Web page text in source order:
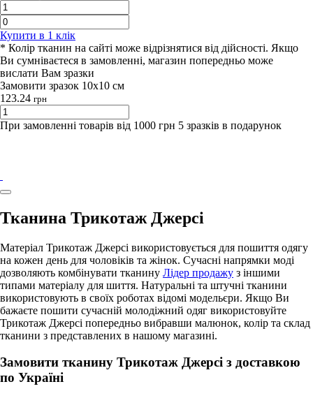
Купити в 1 клiк
* Колір тканин на сайті може відрізнятися від дійсності. Якщо
Ви сумніваєтеся в замовленні, магазин попередньо може
вислати Вам зразки
Замовити зразок 10х10 см
123.24 грн
При замовленні товарів від 1000 грн 5 зразків в подарунок
Тканина Трикотаж Джерсі
Матеріал Трикотаж Джерсі використовується для пошиття одягу
на кожен день для чоловіків та жінок. Сучасні напрямки моді
дозволяють комбінувати тканину Лідер продажу з іншими
типами матеріалу для шиття. Натуральні та штучні тканини
використовують в своїх роботах відомі модельєри. Якщо Ви
бажаєте пошити сучасній молодіжний одяг використовуйте
Трикотаж Джерсі попередньо вибравши малюнок, колір та склад
тканини з представлених в нашому магазині.
Замовити тканину Трикотаж Джерсі з доставкою
по Україні